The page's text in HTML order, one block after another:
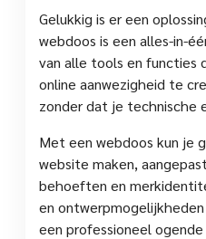
Gelukkig is er een
webdoos is een alles-in-
van alle tools en functies
online aanwezigheid te
zonder dat je technische
Met een webdoos kun je
website maken,
behoeften en
en
een professioneel